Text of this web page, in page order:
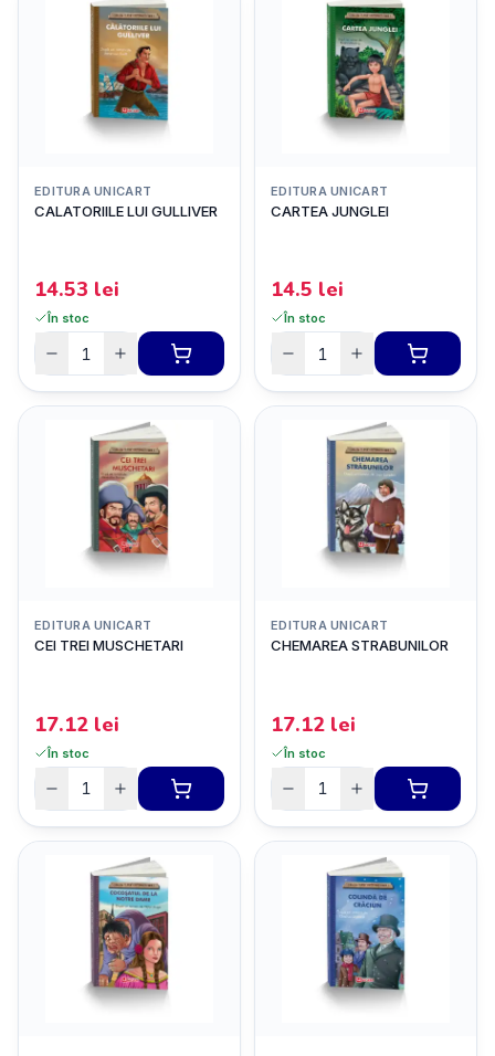
EDITURA UNICART
CALATORIILE LUI GULLIVER
14.53 lei
În stoc
EDITURA UNICART
CARTEA JUNGLEI
14.5 lei
În stoc
EDITURA UNICART
CEI TREI MUSCHETARI
17.12 lei
În stoc
EDITURA UNICART
CHEMAREA STRABUNILOR
17.12 lei
În stoc